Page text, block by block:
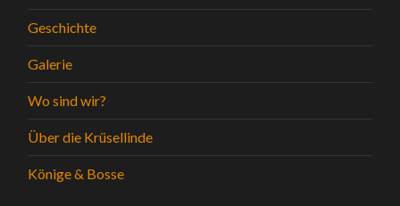
Geschichte
Galerie
Wo sind wir?
Über die Krüsellinde
Könige & Bosse